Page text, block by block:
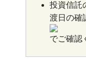
投資信託
渡日の確
でご確認